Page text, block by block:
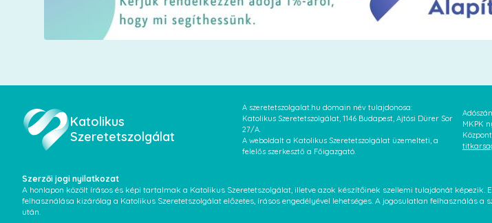
Katolikus
Szeretetszolgálat
A szeretetszolgalat.hu domain név tulajdonosa:
Katolikus Szeretetszolgálat, 1146 Budapest, Ajtósi Dürer Sor
27/A.
A weboldalt a Katolikus Szeretetszolgálat üzemelteti, a
felelős szerkesztő a Főigazgató.
MKPK
Szerzői jogi nyilatkozat
A honlapon közölt írásos és képi tartalmak a Katolikus Szeretetszolgálat, illetve azok készítőinek szellemi tulajdonát
felhasználása kizárólag a Katolikus Szeretetszolgálat előzetes, írásos engedélyével lehetséges. A jogosulatlan felhasználás
után.